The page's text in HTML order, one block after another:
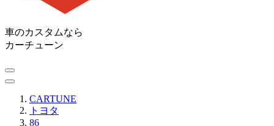
車のカスタムなら
カーチューン
CARTUNE
トヨタ
86